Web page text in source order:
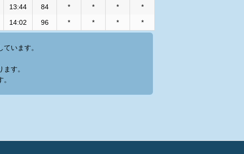
13:44 84 * * *
*
14:02 96 * * * *
います。
す。